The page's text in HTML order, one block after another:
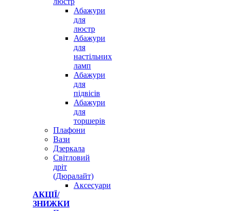
Абажури
для
люстр
Абажури
для
настільних
ламп
Абажури
для
підвісів
Абажури
для
торшерів
Плафони
Вази
Дзеркала
Світловий
дріт
(Дюралайт)
Аксесуари
АКЦІЇ/
ЗНИЖКИ